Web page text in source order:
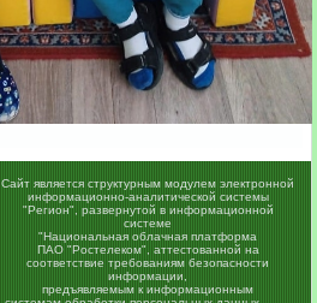
Сайт является структурным модулем электронной
информационно-аналитической системы
"Регион",
развернутой в информационной
системе
"Национальная облачная платформа
ПАО "Ростелеком", аттестованной на
соответствие требованиям безопасности
информации,
предъявляемым к информационным